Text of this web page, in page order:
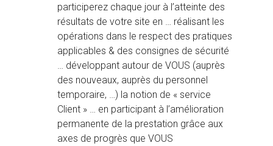
participerez chaque jour à l’atteinte des
résultats de votre site en … réalisant les
opérations dans le respect des pratiques
applicables & des consignes de sécurité
… développant autour de VOUS (auprès
des nouveaux, auprès du personnel
temporaire, …) la notion de « service
Client » … en participant à l’amélioration
permanente de la prestation grâce aux
axes de progrès que VOUS